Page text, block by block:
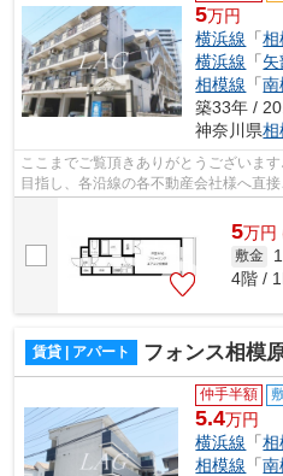
5万円
横浜線 「相
横浜線 「
相模線 「南
築33年 /
神奈川県相
ここまでご覧頂きありがとうございま
目指し、各沿線の各不動産会社様へ直
5万円
敷金
4階 /
賃貸 | アパート フォンス相模
仲手半額
5.4万円
横浜線 「相
相模線 「南